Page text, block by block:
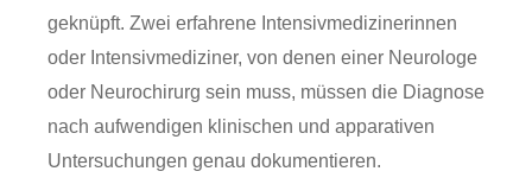
geknüpft. Zwei erfahrene Intensivmedizinerinnen
oder Intensivmediziner, von denen einer Neurologe
oder Neurochirurg sein muss, müssen die Diagnose
nach aufwendigen klinischen und apparativen
Untersuchungen genau dokumentieren.